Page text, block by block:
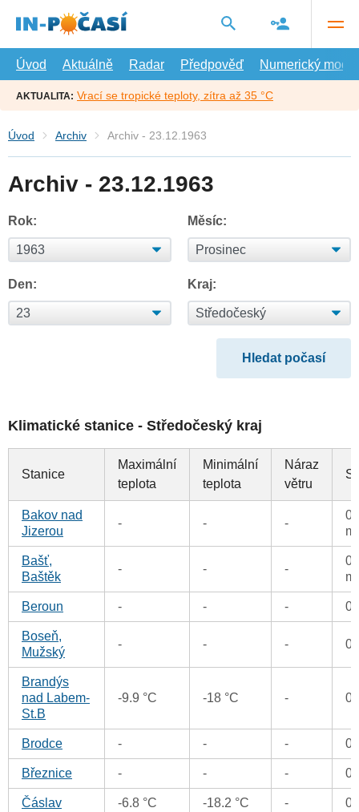
hlavní
Úvod
Aktuálně Radar Předpověď Numerický model
AKTUALITA: Vrací se tropické teploty, zítra až 35 °C
Úvod Archiv Archiv - 23.12.1963
Archiv - 23.12.1963
Rok: Měsíc:
Den: Kraj:
Klimatické stanice - Středočeský kraj
Stanice
Maximální
teplota
Minimální
teplota
Náraz
větru
Bakov nad
Jizerou
- - -
Bašť,
Baštěk
- - -
Beroun - - - 0
Boseň,
Mužský
- - - 0
Brandýs
nad Labem-
St.B
-9.9 °C -18 °C - 0
Brodce - - - 0
Březnice - - - 0
Čáslav -6.8 °C -18.2 °C - 0